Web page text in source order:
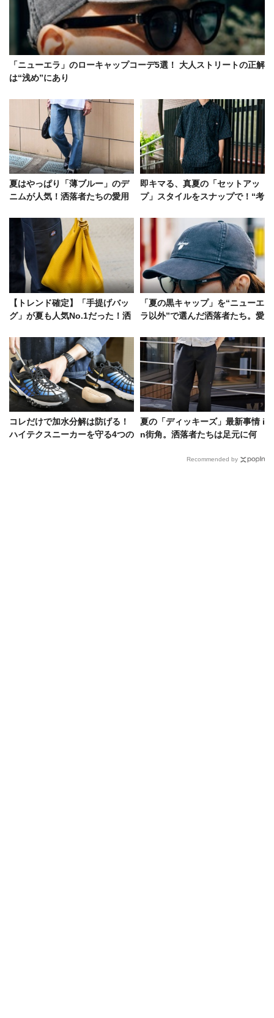
「ニューエラ」のローキャップコーデ5選！ 大人ストリートの正解
は“浅め”にあり
夏はやっぱり「薄ブルー」のデ
ニムが人気！洒落者たちの愛用
即キマる、真夏の「セットアッ
プ」スタイルをスナップで！“考
【トレンド確定】「手提げバッ
グ」が夏も人気No.1だった！洒
「夏の黒キャップ」を“ニューエ
ラ以外”で選んだ洒落者たち。愛
コレだけで加水分解は防げる！
ハイテクスニーカーを守る4つの
夏の「ディッキーズ」最新事情 i
n街角。洒落者たちは足元に何
Recommended by